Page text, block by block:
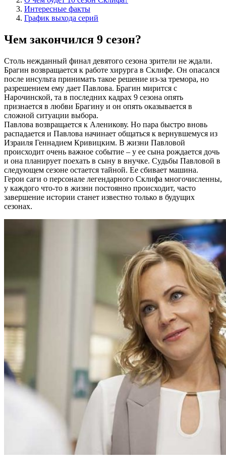
Интересные факты
График выхода серий
Чем закончился 9 сезон?
Столь нежданный финал девятого сезона зрители не ждали.
Брагин возвращается к работе хирурга в Склифе. Он опасался
после инсульта принимать такое решение из-за тремора, но
разрешением ему дает Павлова. Брагин мирится с
Нарочинской, та в последних кадрах 9 сезона опять
признается в любви Брагину и он опять оказывается в
сложной ситуации выбора.
Павлова возвращается к Аленикову. Но пара быстро вновь
распадается и Павлова начинает общаться к вернувшемуся из
Израиля Геннадием Кривицким. В жизни Павловой
происходит очень важное событие – у ее сына рождается дочь
и она планирует поехать в сыну в внучке. Судьбы Павловой в
следующем сезоне остается тайной. Ее сбивает машина.
Герои саги о персонале легендарного Склифа многочисленны,
у каждого что-то в жизни постоянно происходит, часто
завершение истории станет известно только в будущих
сезонах.